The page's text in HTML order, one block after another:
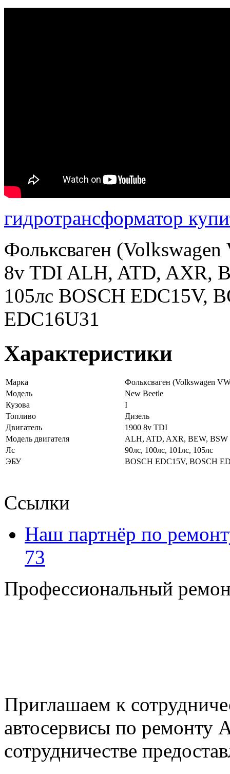
гидротрансформатор
Фольксваген
8v TDI ALH, ATD, AXR,
105лс BOSCH EDC15V,
EDC16U31
Характеристики
Марка
Фольксваген (Volkswagen
Модель
New Beetle
Кузова
I
Топливо
Дизель
Двигатель
1900 8v TDI
Модель двигателя
ALH, ATD, AXR, BEW, BSW
Лс
90лс, 100лс, 101лс, 105лс
ЭБУ
BOSCH EDC15V, BOSCH
Ссылки
Наш партнёр по
73
Профессиональный
Приглашаем к
автосервисы по
сотрудничестве